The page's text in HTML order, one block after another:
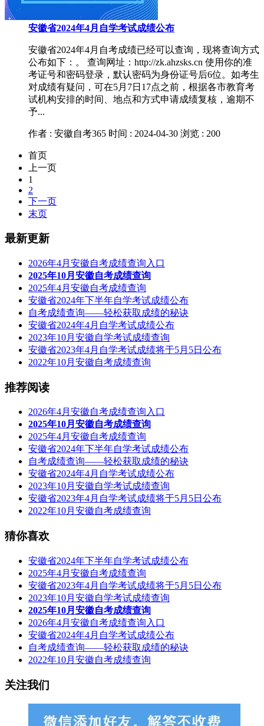
安徽省2024年4月自学考试成绩公布
安徽省2024年4月自考成绩已经可以查询，现将查询方式
公布如下：。 查询网址：http://zk.ahzsks.cn 使用你的准
考证号和密码登录，默认密码为身份证号后6位。如考生
对成绩有疑问，可在5月7日17点之前，根据各市教育考
试机构安排的时间、地点和方式申请成绩复核，逾期不
予...
作者 : 安徽自考365 时间 : 2024-04-30 浏览 : 200
首页
上一页
1
2
下一页
末页
最新更新
2026年4月安徽自考成绩查询入口
2025年10月安徽自考成绩查询
2025年4月安徽自考成绩查询
安徽省2024年下半年自学考试成绩公布
自考成绩查询——轻松获取成绩的秘诀
安徽省2024年4月自学考试成绩公布
2023年10月安徽自学考试成绩查询
安徽省2023年4月自学考试成绩将于5月5日公布
2022年10月安徽自考成绩查询
推荐阅读
2026年4月安徽自考成绩查询入口
2025年10月安徽自考成绩查询
2025年4月安徽自考成绩查询
安徽省2024年下半年自学考试成绩公布
自考成绩查询——轻松获取成绩的秘诀
安徽省2024年4月自学考试成绩公布
2023年10月安徽自学考试成绩查询
安徽省2023年4月自学考试成绩将于5月5日公布
2022年10月安徽自考成绩查询
猜你喜欢
安徽省2024年下半年自学考试成绩公布
2025年4月安徽自考成绩查询
安徽省2023年4月自学考试成绩将于5月5日公布
2023年10月安徽自学考试成绩查询
2025年10月安徽自考成绩查询
2026年4月安徽自考成绩查询入口
安徽省2024年4月自学考试成绩公布
自考成绩查询——轻松获取成绩的秘诀
2022年10月安徽自考成绩查询
关注我们